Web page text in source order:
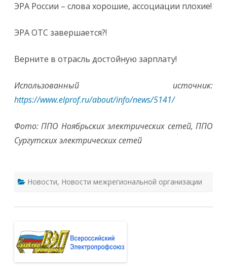
ЭРА России – слова хорошие, ассоциации плохие!
ЭРА ОТС завершается?!
Верните в отрасль достойную зарплату!
Использованный источник:
https://www.elprof.ru/about/info/news/5141/
Фото: ППО Ноябрьских электрических сетей, ППО
Сургутских электрических сетей
Новости, Новости межрегиональной организации